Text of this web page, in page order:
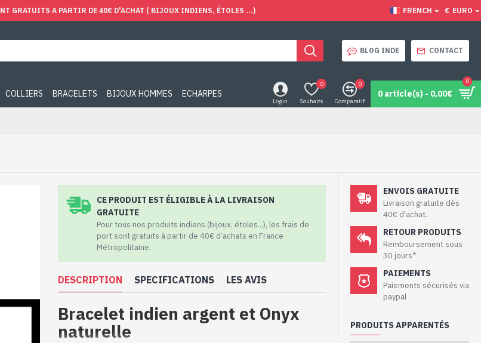
GRATUITS A PARTIR DE 40€ D'ACHAT ( BIJOUX INDIENS, ÉTOLES ...) FRENCH € EURO
BLOG INDE CONTACT
COLLIERS BRACELETS BIJOUX HOMMES ECHARPES
Login Souhaits
0
Comparatif
0
0 article(s) - 0,00€
0
CE PRODUIT EST ÉLIGIBLE À LA LIVRAISON
GRATUITE
Pour tous nos produits indiens (bijoux, étoles...), les frais de
port sont gratuits à partir de 40€ d’achats en France
Métropolitaine.
DESCRIPTION SPECIFICATIONS LES AVIS
Bracelet indien argent et Onyx
naturelle
ENVOIS GRATUITE
Livraison gratuite dès
40€ d'achat.
RETOUR PRODUITS
Remboursement sous
30 jours*
PAIEMENTS
Paiements sécurisés via
paypal
PRODUITS APPARENTÉS